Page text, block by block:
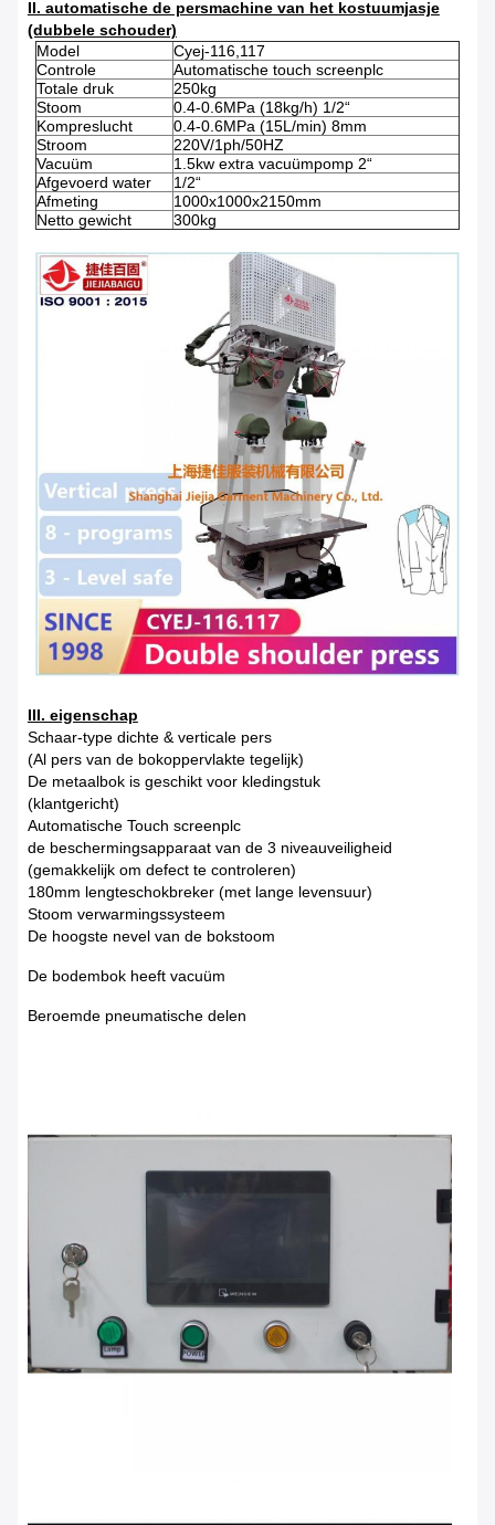
II. automatische de persmachine van het kostuumjasje
(dubbele schouder)
Model
Cyej-116,117
Controle
Automatische touch screenplc
Totale druk
250kg
Stoom
0.4-0.6MPa (18kg/h) 1/2“
Kompreslucht
0.4-0.6MPa (15L/min) 8mm
Stroom
220V/1ph/50HZ
Vacuüm
1.5kw extra vacuümpomp 2“
Afgevoerd water
1/2“
Afmeting
1000x1000x2150mm
Netto gewicht
300kg
III. eigenschap
Schaar-type dichte & verticale pers
(Al pers van de bokoppervlakte tegelijk)
De metaalbok is geschikt voor kledingstuk
(klantgericht)
Automatische Touch screenplc
de beschermingsapparaat van de 3 niveauveiligheid
(gemakkelijk om defect te controleren)
180mm lengteschokbreker (met lange levensuur)
Stoom verwarmingssysteem
De hoogste nevel van de bokstoom
De bodembok heeft vacuüm
Beroemde pneumatische delen